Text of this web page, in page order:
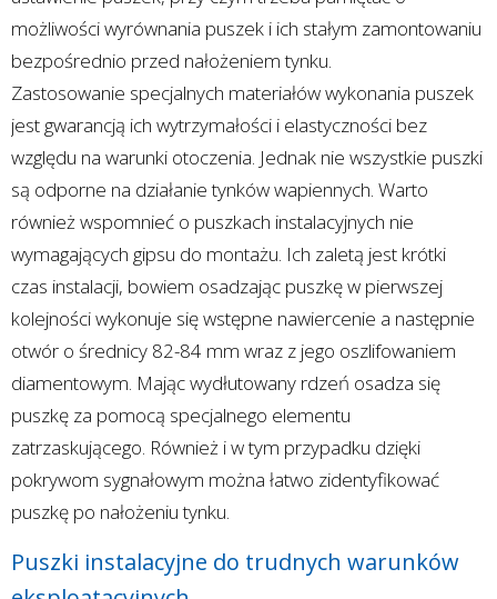
możliwości wyrównania puszek i ich stałym zamontowaniu
bezpośrednio przed nałożeniem tynku.
Zastosowanie specjalnych materiałów wykonania puszek
jest gwarancją ich wytrzymałości i elastyczności bez
względu na warunki otoczenia. Jednak nie wszystkie puszki
są odporne na działanie tynków wapiennych. Warto
również wspomnieć o puszkach instalacyjnych nie
wymagających gipsu do montażu. Ich zaletą jest krótki
czas instalacji, bowiem osadzając puszkę w pierwszej
kolejności wykonuje się wstępne nawiercenie a następnie
otwór o średnicy 82-84 mm wraz z jego oszlifowaniem
diamentowym. Mając wydłutowany rdzeń osadza się
puszkę za pomocą specjalnego elementu
zatrzaskującego. Również i w tym przypadku dzięki
pokrywom sygnałowym można łatwo zidentyfikować
puszkę po nałożeniu tynku.
Puszki instalacyjne do trudnych warunków